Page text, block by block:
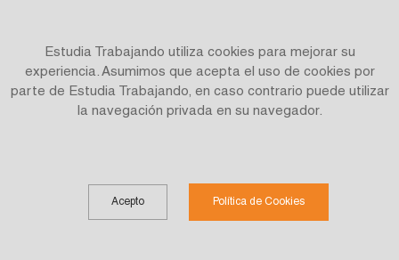
Site by
Estudia Trabajando utiliza cookies para mejorar su
experiencia. Asumimos que acepta el uso de cookies por
parte de Estudia Trabajando, en caso contrario puede utilizar
la navegación privada en su navegador.
Acepto Política de Cookies